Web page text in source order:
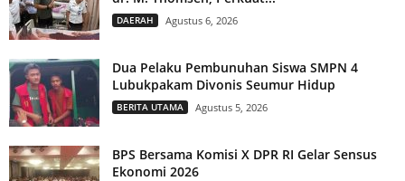
DAERAH Agustus 6, 2026
Dua Pelaku Pembunuhan Siswa SMPN 4
Lubukpakam Divonis Seumur Hidup
BERITA UTAMA Agustus 5, 2026
BPS Bersama Komisi X DPR RI Gelar Sensus
Ekonomi 2026